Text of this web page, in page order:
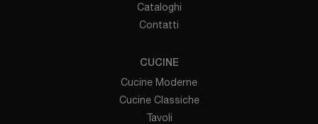
Cataloghi
Contatti
CUCINE
Cucine Moderne
Cucine Classiche
Tavoli